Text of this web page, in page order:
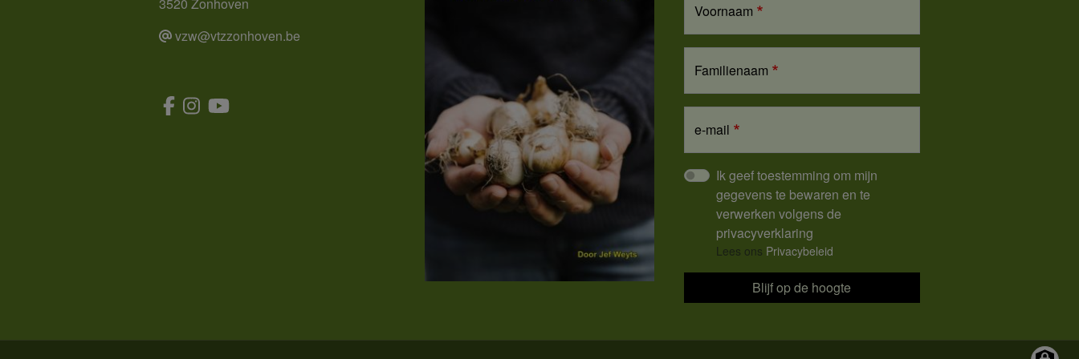
3520 Zonhoven
vzw@vtzzonhoven.be
Voornaam
Familienaam
e-mail
Ik geef toestemming om mijn
gegevens te bewaren en te
verwerken volgens de
privacyverklaring
Lees ons Privacybeleid
Blijf op de hoogte